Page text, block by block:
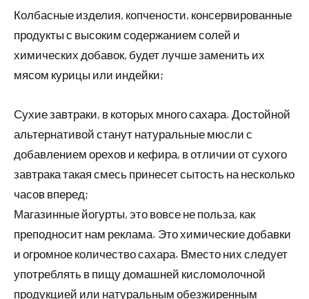
Колбасные изделия, копчености, консервированные
продукты с высоким содержанием солей и
химических добавок, будет лучше заменить их
мясом курицы или индейки;
Сухие завтраки, в которых много сахара. Достойной
альтернативой станут натуральные мюсли с
добавлением орехов и кефира, в отличии от сухого
завтрака такая смесь принесет сытость на несколько
часов вперед;
Магазинные йогурты, это вовсе не польза, как
преподносит нам реклама. Это химические добавки
и огромное количество сахара. Вместо них следует
употреблять в пищу домашней кисломолочной
продукцией или натуральным обезжиренным